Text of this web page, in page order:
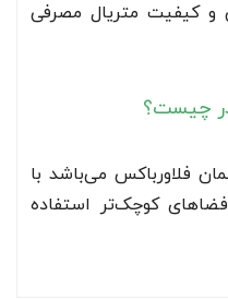
و کیفیت متریال مصرفی
در چیست؟
فلاورباکس می‌باشد با
کوچک‌تر استفاده